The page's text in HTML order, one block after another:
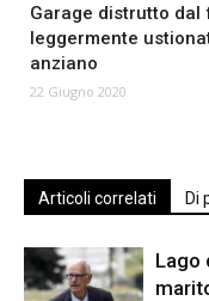
Garage distrutto dal
leggermente
anziano
22 Giugno 2020
Articoli correlati Di
Lago